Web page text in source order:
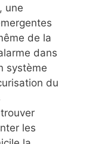
une
de la
dans
système
du
les